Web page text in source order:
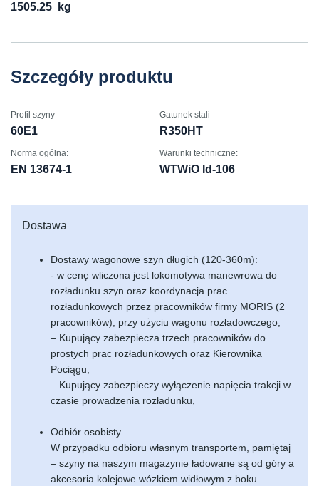
1505.25 kg
Szczegóły produktu
Profil szyny
60E1
Gatunek stali
R350HT
Norma ogólna:
EN 13674-1
Warunki techniczne:
WTWiO Id-106
Dostawa
Dostawy wagonowe szyn długich (120-360m):
- w cenę wliczona jest lokomotywa manewrowa do
rozładunku szyn oraz koordynacja prac
rozładunkowych przez pracowników firmy MORIS (2
pracowników), przy użyciu wagonu rozładowczego,
– Kupujący zabezpiecza trzech pracowników do
prostych prac rozładunkowych oraz Kierownika
Pociągu;
– Kupujący zabezpieczy wyłączenie napięcia trakcji w
czasie prowadzenia rozładunku,
Odbiór osobisty
W przypadku odbioru własnym transportem, pamiętaj
– szyny na naszym magazynie ładowane są od góry a
akcesoria kolejowe wózkiem widłowym z boku.